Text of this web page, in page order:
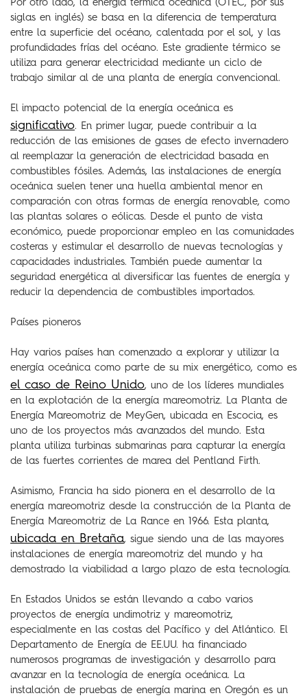
Por otro lado, la energía térmica oceánica (OTEC, por sus
siglas en inglés) se basa en la diferencia de temperatura
entre la superficie del océano, calentada por el sol, y las
profundidades frías del océano. Este gradiente térmico se
utiliza para generar electricidad mediante un ciclo de
trabajo similar al de una planta de energía convencional.
El impacto potencial de la energía oceánica es
significativo. En primer lugar, puede contribuir a la
reducción de las emisiones de gases de efecto invernadero
al reemplazar la generación de electricidad basada en
combustibles fósiles. Además, las instalaciones de energía
oceánica suelen tener una huella ambiental menor en
comparación con otras formas de energía renovable, como
las plantas solares o eólicas. Desde el punto de vista
económico, puede proporcionar empleo en las comunidades
costeras y estimular el desarrollo de nuevas tecnologías y
capacidades industriales. También puede aumentar la
seguridad energética al diversificar las fuentes de energía y
reducir la dependencia de combustibles importados.
Países pioneros
Hay varios países han comenzado a explorar y utilizar la
energía oceánica como parte de su mix energético, como es
el caso de Reino Unido, uno de los líderes mundiales
en la explotación de la energía mareomotriz. La Planta de
Energía Mareomotriz de MeyGen, ubicada en Escocia, es
uno de los proyectos más avanzados del mundo. Esta
planta utiliza turbinas submarinas para capturar la energía
de las fuertes corrientes de marea del Pentland Firth.
Asimismo, Francia ha sido pionera en el desarrollo de la
energía mareomotriz desde la construcción de la Planta de
Energía Mareomotriz de La Rance en 1966. Esta planta,
ubicada en Bretaña, sigue siendo una de las mayores
instalaciones de energía mareomotriz del mundo y ha
demostrado la viabilidad a largo plazo de esta tecnología.
En Estados Unidos se están llevando a cabo varios
proyectos de energía undimotriz y mareomotriz,
especialmente en las costas del Pacífico y del Atlántico. El
Departamento de Energía de EE.UU. ha financiado
numerosos programas de investigación y desarrollo para
avanzar en la tecnología de energía oceánica. La
instalación de pruebas de energía marina en Oregón es un